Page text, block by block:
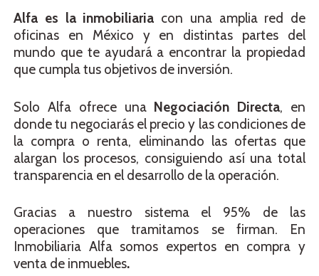
Alfa es la inmobiliaria con una amplia red de
oficinas en México y en distintas partes del
mundo que te ayudará a encontrar la propiedad
que cumpla tus objetivos de inversión.
Solo Alfa ofrece una Negociación Directa, en
donde tu negociarás el precio y las condiciones de
la compra o renta, eliminando las ofertas que
alargan los procesos, consiguiendo así una total
transparencia en el desarrollo de la operación.
Gracias a nuestro sistema el 95% de las
operaciones que tramitamos se firman. En
Inmobiliaria Alfa somos expertos en compra y
venta de inmuebles.